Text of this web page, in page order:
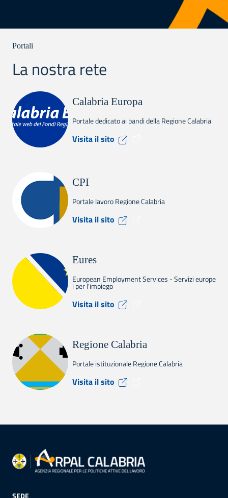
Portali
La nostra rete
Calabria Europa
Portale dedicato ai bandi della Regione Calabria
Visita il sito
CPI
Portale lavoro Regione Calabria
Visita il sito
Eures
European Employment Services - Servizi europe
i per l'impiego
Visita il sito
Regione Calabria
Portale istituzionale Regione Calabria
Visita il sito